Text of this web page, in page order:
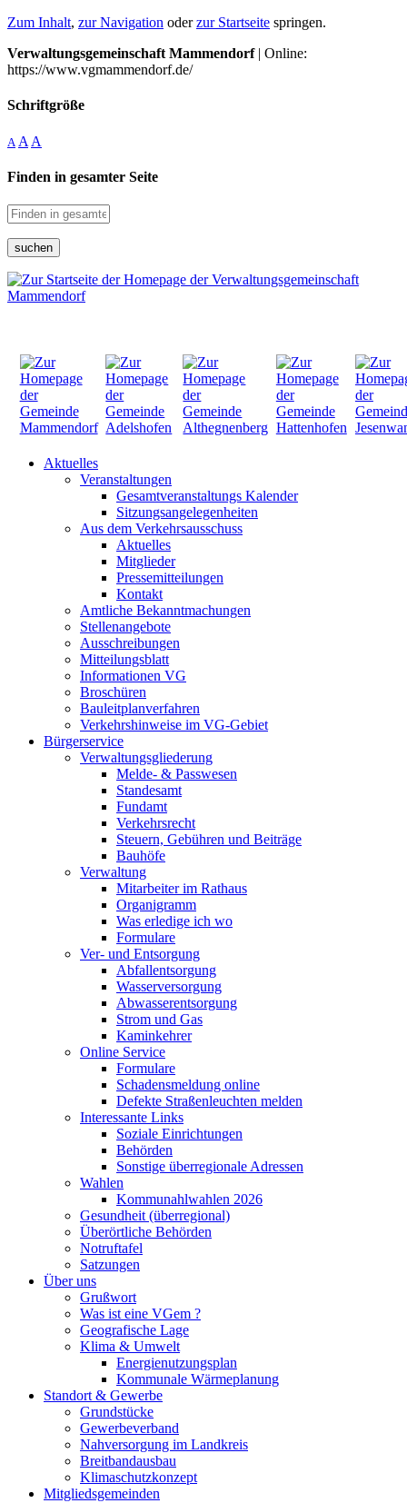
Zum Inhalt, zur Navigation oderzur Startseite springen.
Verwaltungsgemeinschaft Mammendorf| Online:
https://www.vgmammendorf.de/
Schriftgröße
A A A
Finden in gesamter Seite
suchen
Aktuelles
Veranstaltungen
Gesamtveranstaltungs Kalender
Sitzungsangelegenheiten
Aus dem Verkehrsausschuss
Aktuelles
Mitglieder
Pressemitteilungen
Kontakt
Amtliche Bekanntmachungen
Stellenangebote
Ausschreibungen
Mitteilungsblatt
Informationen VG
Broschüren
Bauleitplanverfahren
Verkehrshinweise im VG-Gebiet
Bürgerservice
Verwaltungsgliederung
Melde- & Passwesen
Standesamt
Fundamt
Verkehrsrecht
Steuern, Gebühren und Beiträge
Bauhöfe
Verwaltung
Mitarbeiter im Rathaus
Organigramm
Was erledige ich wo
Formulare
Ver- und Entsorgung
Abfallentsorgung
Wasserversorgung
Abwasserentsorgung
Strom und Gas
Kaminkehrer
Online Service
Formulare
Schadensmeldung online
Defekte Straßenleuchten melden
Interessante Links
Soziale Einrichtungen
Behörden
Sonstige überregionale Adressen
Wahlen
Kommunahlwahlen 2026
Gesundheit (überregional)
Überörtliche Behörden
Notruftafel
Satzungen
Über uns
Grußwort
Was ist eine VGem ?
Geografische Lage
Klima & Umwelt
Energienutzungsplan
Kommunale Wärmeplanung
Standort & Gewerbe
Grundstücke
Gewerbeverband
Nahversorgung im Landkreis
Breitbandausbau
Klimaschutzkonzept
Mitgliedsgemeinden